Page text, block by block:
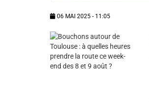
Ecrire à RCN
Liens utiles
06 MAI 2025 - 11:05